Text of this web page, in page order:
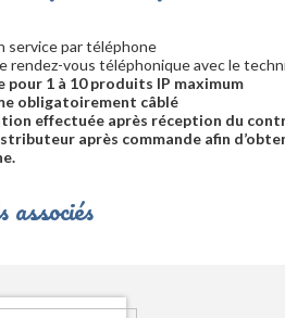
service par téléphone
rendez-vous téléphonique avec le
pour 1 à 10 produits IP maximum
obligatoirement câblé
effectuée après réception du
après commande afin